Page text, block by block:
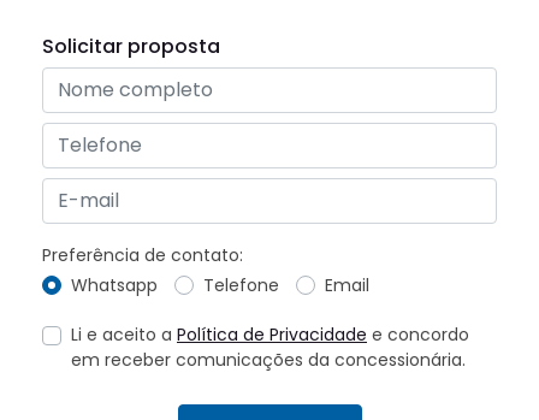
Solicitar proposta
Preferência de contato:
Whatsapp
Telefone Email
Li e aceito a Política de Privacidade e concordo
em receber comunicações da concessionária.